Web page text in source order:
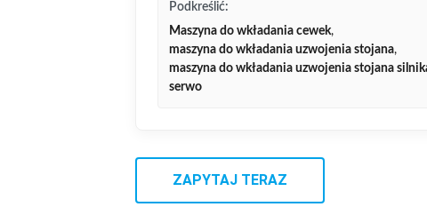
Podkreślić:
Maszyna do wkładania cewek,
maszyna do wkładania uzwojenia stojana,
maszyna do wkładania uzwojenia stojana
serwo
ZAPYTAJ TERAZ